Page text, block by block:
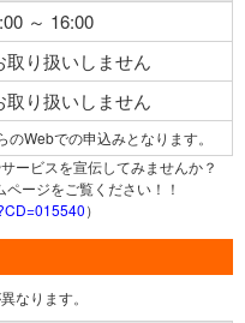
～ 16:00
取り扱いしません
取り扱いしません
Webでの申込みとなります。
ービスを宣伝してみませんか？
ージをご覧ください！！
）
なります。